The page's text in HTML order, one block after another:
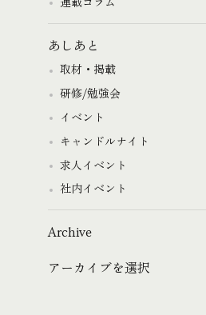
連載コラム
あしあと
取材・掲載
研修/勉強会
イベント
キャンドルナイト
求人イベント
社内イベント
Archive